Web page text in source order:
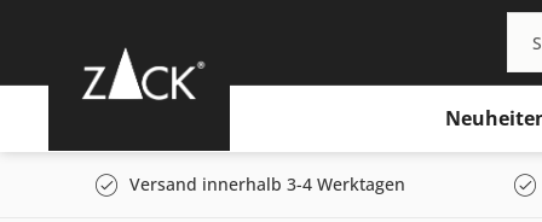
Versand innerhalb 3-4 Werktagen